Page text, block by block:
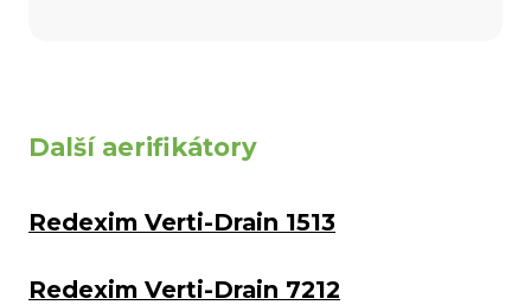
Další aerifikátory
Redexim Verti-Drain 1513
Redexim Verti-Drain 7212